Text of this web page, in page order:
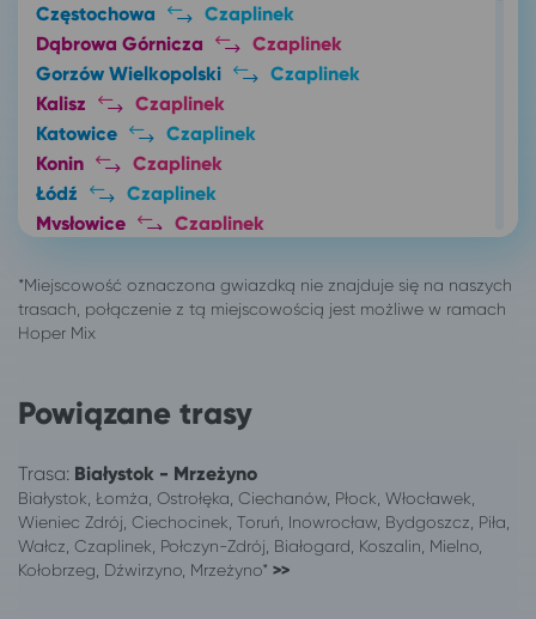
Częstochowa
Czaplinek
Dąbrowa Górnicza
Czaplinek
Gorzów Wielkopolski
Czaplinek
Kalisz
Czaplinek
Katowice
Czaplinek
Konin
Czaplinek
Łódź
Czaplinek
Mysłowice
Czaplinek
Poznań
Czaplinek
Sosnowiec
Czaplinek
Warszawa
Zielona Góra
Czaplinek
323 lokalizacji
Białystok
Aleksandrów Kujawski
Białystok
Ciechocinek
Białystok
Kołobrzeg
Białystok
Poznań
Białystok
Warszawa
Powiązane trasy
Trasa: Białystok - Mrzeżyno
Białystok, Łomża, Ostrołęka, Ciechanów, Płock, Włocławek,
Wieniec Zdrój, Ciechocinek, Toruń, Inowrocław, Bydgoszcz, Piła,
Wałcz, Czaplinek, Połczyn-Zdrój, Białogard, Koszalin, Mielno,
Kołobrzeg, Dźwirzyno, Mrzeżyno* >>